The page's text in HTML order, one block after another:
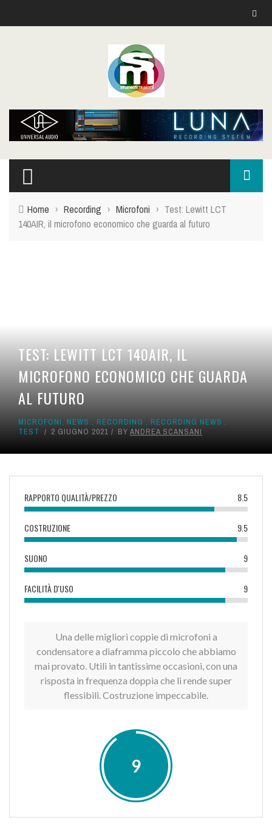
Home › Recording › Microfoni › Test: Lewitt LCT
140AIR, il microfono economico che guarda al futuro
TEST: LEWITT LCT 140AIR, IL
MICROFONO ECONOMICO CHE GUARDA
AL FUTURO
MICROFONI, NEWS , RECORDING , RECORDING NEWS ,
TEST
2 GIUGNO 2021 BY ANDREA SCANSANI
RAPPORTO QUALITÀ/PREZZO 8.5
COSTRUZIONE 9.5
SUONO 9
FACILITÀ D'USO 9
Una delle migliori coppie di microfoni a
condensatore a diaframma piccolo che abbiamo
mai provato. Utili in tantissime occasioni, con una
risposta in frequenza doppia che li rende super
flessibili. Costruzione impeccabile.
9